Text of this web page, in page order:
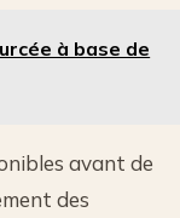
à base de
avant de
des